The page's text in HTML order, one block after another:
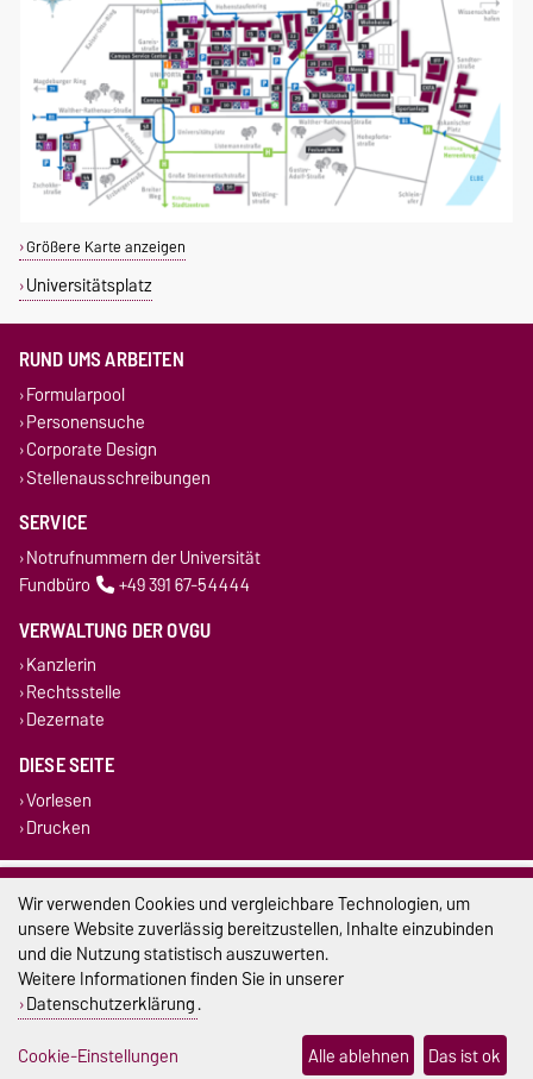
Größere Karte anzeigen
Universitätsplatz
RUND UMS ARBEITEN
Formularpool
Personensuche
Corporate Design
Stellenausschreibungen
SERVICE
Notrufnummern der Universität
Fundbüro
+49 391 67-54444
VERWALTUNG DER OVGU
Kanzlerin
Rechtsstelle
Dezernate
DIESE SEITE
Vorlesen
Drucken
Impressum
Datenschutz
Barrierefreiheit
Cookie-Einstellungen
Wir verwenden Cookies und vergleichbare Technologien, um
unsere Website zuverlässig bereitzustellen, Inhalte einzubinden
und die Nutzung statistisch auszuwerten.
Weitere Informationen finden Sie in unserer
Datenschutzerklärung.
Cookie-Einstellungen
Alle ablehnen Das ist ok